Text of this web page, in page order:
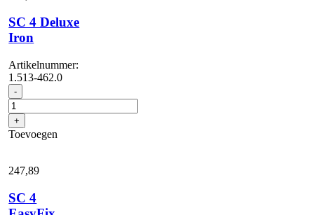
SC 4 Deluxe
Iron
Artikelnummer:
1.513-462.0
- SC
4
Deluxe
Iron
aantal
+
Toevoegen
247,89
SC 4